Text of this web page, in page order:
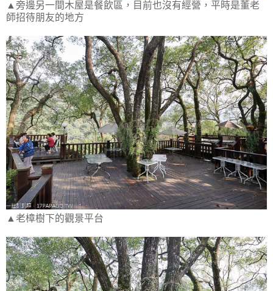
▲旁邊另一間木屋是餐飲區，目前也沒有經營，平時是董老
師招待朋友的地方
▲老樟樹下的觀景平台